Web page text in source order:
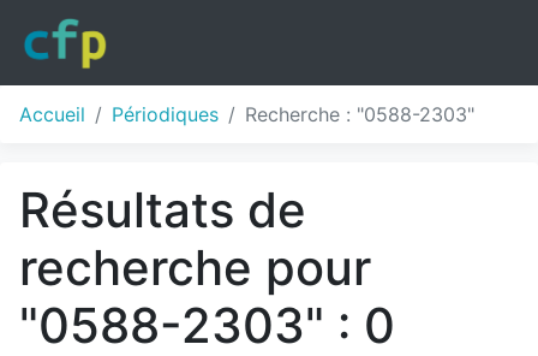
Accueil Périodiques Recherche : "0588-2303"
Résultats de
recherche pour
"0588-2303" : 0